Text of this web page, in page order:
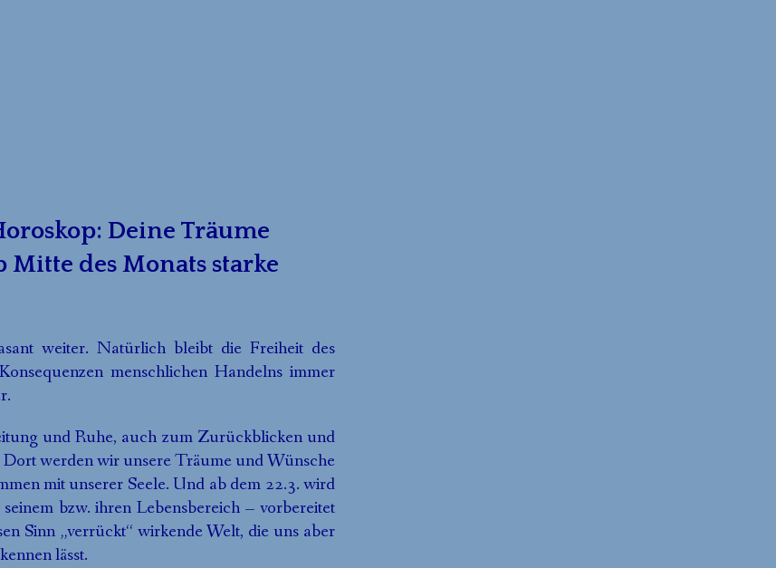
Deine Träume
des Monats starke
weiter. Natürlich bleibt die Freiheit des
menschlichen Handelns immer
und Ruhe, auch zum Zurückblicken und
werden wir unsere Träume und Wünsche
mit unserer Seele. Und ab dem 22.3. wird
bzw. ihren Lebensbereich – vorbereitet
Sinn „verrückt“ wirkende Welt, die uns aber
lässt.